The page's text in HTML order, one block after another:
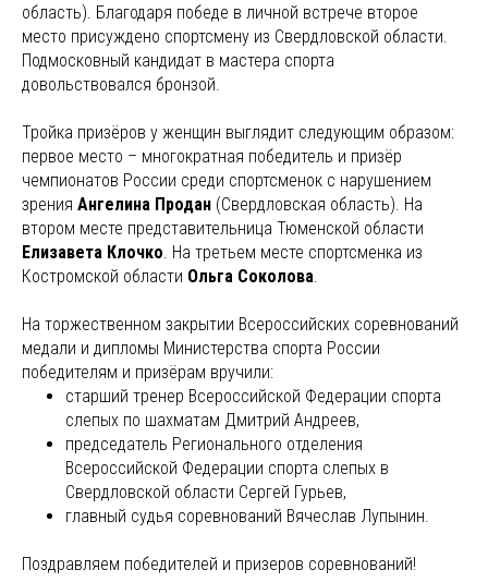
область). Благодаря победе в личной встрече второе
место присуждено спортсмену из Свердловской области.
Подмосковный кандидат в мастера спорта
довольствовался бронзой.
Тройка призёров у женщин выглядит следующим образом:
первое место – многократная победитель и призёр
чемпионатов России среди спортсменок с нарушением
зрения Ангелина Продан (Свердловская область). На
втором месте представительница Тюменской области
Елизавета Клочко . На третьем месте спортсменка из
Костромской области Ольга Соколова
На торжественном закрытии Всероссийских соревнований
медали и дипломы Министерства спорта России
победителям и призёрам вручили:
старший тренер Всероссийской Федерации спорта
слепых по шахматам Дмитрий Андреев,
председатель Регионального отделения
Всероссийской Федерации спорта слепых в
Свердловской области Сергей Гурьев,
главный судья соревнований Вячеслав Лупынин.
Поздравляем победителей и призеров соревнований!